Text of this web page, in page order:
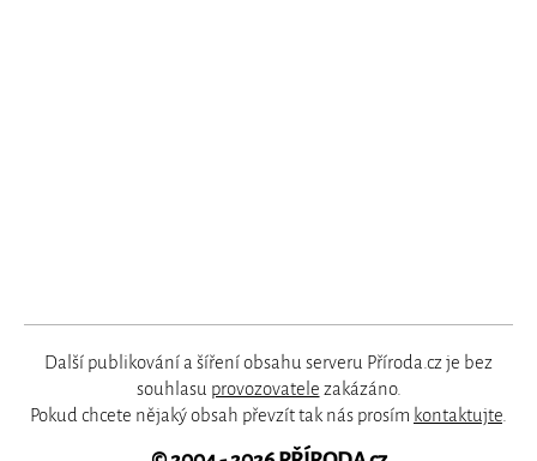
Další publikování a šíření obsahu serveru Příroda.cz je bez
souhlasu provozovatele zakázáno.
Pokud chcete nějaký obsah převzít tak nás prosím kontaktujte